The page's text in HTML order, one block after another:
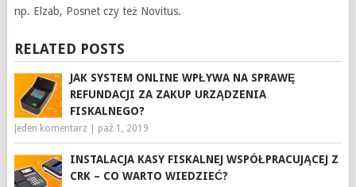
np. Elzab, Posnet czy też Novitus.
RELATED POSTS
JAK SYSTEM ONLINE WPŁYWA NA SPRAWĘ
REFUNDACJI ZA ZAKUP URZĄDZENIA
FISKALNEGO?
Jeden komentarz paź 1, 2019
INSTALACJA KASY FISKALNEJ WSPÓŁPRACUJĄCEJ Z
CRK – CO WARTO WIEDZIEĆ?